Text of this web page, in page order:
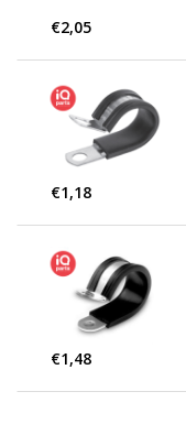
€2,05
€1,18
€1,48